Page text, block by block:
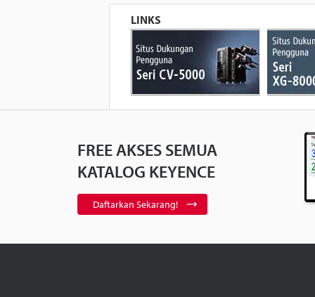
LINKS
FREE AKSES SEMUA
KATALOG KEYENCE
Daftarkan Sekarang!